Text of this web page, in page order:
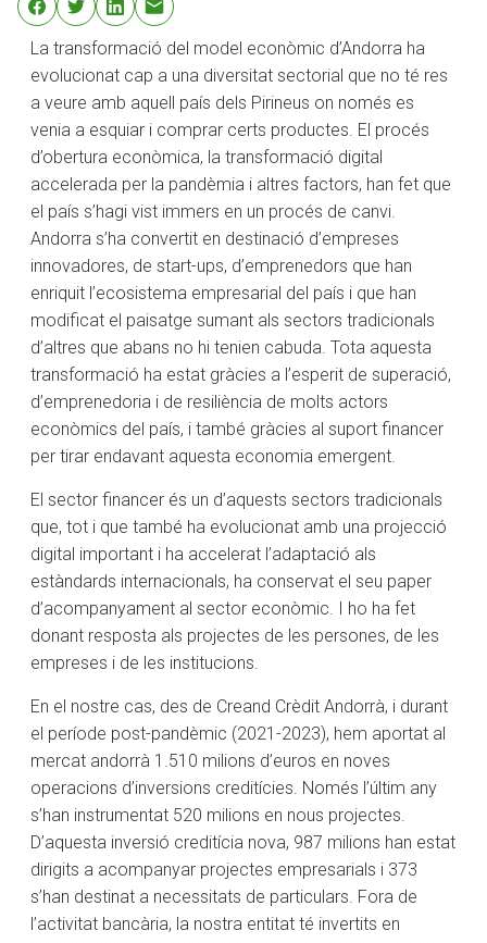
La transformació del model econòmic d’Andorra ha
evolucionat cap a una diversitat sectorial que no té res
a veure amb aquell país dels Pirineus on només es
venia a esquiar i comprar certs productes. El procés
d’obertura econòmica, la transformació digital
accelerada per la pandèmia i altres factors, han fet que
el país s’hagi vist immers en un procés de canvi.
Andorra s’ha convertit en destinació d’empreses
innovadores, de start-ups, d’emprenedors que han
enriquit l’ecosistema empresarial del país i que han
modificat el paisatge sumant als sectors tradicionals
d’altres que abans no hi tenien cabuda. Tota aquesta
transformació ha estat gràcies a l’esperit de superació,
d’emprenedoria i de resiliència de molts actors
econòmics del país, i també gràcies al suport financer
per tirar endavant aquesta economia emergent.
El sector financer és un d’aquests sectors tradicionals
que, tot i que també ha evolucionat amb una projecció
digital important i ha accelerat l’adaptació als
estàndards internacionals, ha conservat el seu paper
d’acompanyament al sector econòmic. I ho ha fet
donant resposta als projectes de les persones, de les
empreses i de les institucions.
En el nostre cas, des de Creand Crèdit Andorrà, i durant
el període post-pandèmic (2021-2023), hem aportat al
mercat andorrà 1.510 milions d’euros en noves
operacions d’inversions creditícies. Només l’últim any
s’han instrumentat 520 milions en nous projectes.
D’aquesta inversió creditícia nova, 987 milions han estat
dirigits a acompanyar projectes empresarials i 373
s’han destinat a necessitats de particulars. Fora de
l’activitat bancària, la nostra entitat té invertits en